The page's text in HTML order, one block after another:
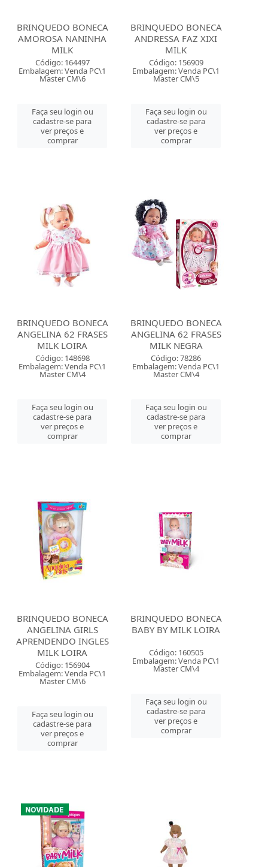
BRINQUEDO BONECA
AMOROSA NANINHA
MILK
Código: 164497
Embalagem: Venda PC\1
Master CM\6
Faça seu login ou
cadastre-se para
ver preços e
comprar
BRINQUEDO BONECA
ANDRESSA FAZ XIXI
MILK
Código: 156909
Embalagem: Venda PC\1
Master CM\5
Faça seu login ou
cadastre-se para
ver preços e
comprar
BRINQUEDO BONECA
ANGELINA 62 FRASES
MILK LOIRA
Código: 148698
Embalagem: Venda PC\1
Master CM\4
Faça seu login ou
cadastre-se para
ver preços e
comprar
BRINQUEDO BONECA
ANGELINA 62 FRASES
MILK NEGRA
Código: 78286
Embalagem: Venda PC\1
Master CM\4
Faça seu login ou
cadastre-se para
ver preços e
comprar
BRINQUEDO BONECA
ANGELINA GIRLS
APRENDENDO INGLES
MILK LOIRA
Código: 156904
Embalagem: Venda PC\1
Master CM\6
Faça seu login ou
cadastre-se para
ver preços e
comprar
BRINQUEDO BONECA
BABY BY MILK LOIRA
Código: 160505
Embalagem: Venda PC\1
Master CM\4
Faça seu login ou
cadastre-se para
ver preços e
comprar